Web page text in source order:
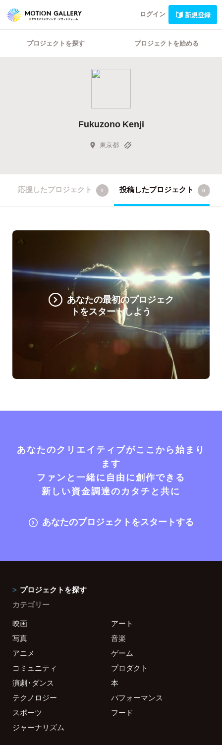
ログイン 新規登録
プロジェクトを探す プロジェクトを始める
Fukuzono Kenji
東京都
応援したプロジェクト 1 投稿したプロジェクト 0
あなたの最初のプロジェク
トをスタートしよう
あなたのクリエイティブがここから始まり
ます
ファンと一緒に自由に創作できる
新しい資金調達のカタチと共に
あなたのプロジェクトをスタートする
プロジェクトを探す
カテゴリー
映画
アート
写真
音楽
アニメ
ゲーム
コミュニティ
プロダクト
演劇・ダンス
本
テクノロジー
パフォーマンス
スポーツ
フード
ジャーナリズム